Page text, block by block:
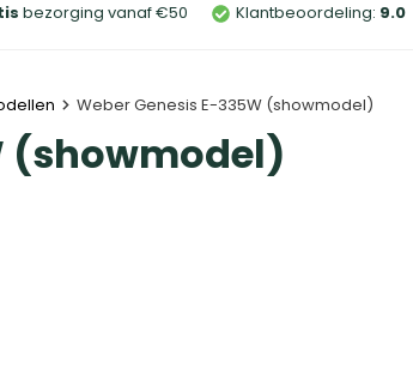
bezorging vanaf €50 Klantbeoordeling: 9.0
Weber Genesis E-335W (showmodel)
(showmodel)